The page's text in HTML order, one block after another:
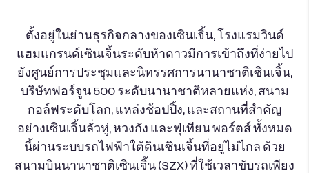
ตั้งอยู่ในย่านธุรกิจกลางของเซินเจิ้น, โรงแรมวินด์
แฮมแกรนด์เซินเจิ้นระดับห้าดาวมีการเข้าถึงที่ง่ายไป
ยังศูนย์การประชุมและนิทรรศการนานาชาติเซินเจิ้น,
บริษัทฟอร์จูน 500 ระดับนานาชาติหลายแห่ง, สนาม
กอล์ฟระดับโลก, แหล่งช้อปปิ้ง, และสถานที่สำคัญ
อย่างเซินเจิ้นลั่วหู่, หวงกัง และฟุ่เทียน พอร์ตส์ ทั้งหมด
นี้ผ่านระบบรถไฟฟ้าใต้ดินเซินเจิ้นที่อยู่ไม่ไกล ด้วย
สนามบินนานาชาติเซินเจิ้น (SZX) ที่ใช้เวลาขับรถเพียง